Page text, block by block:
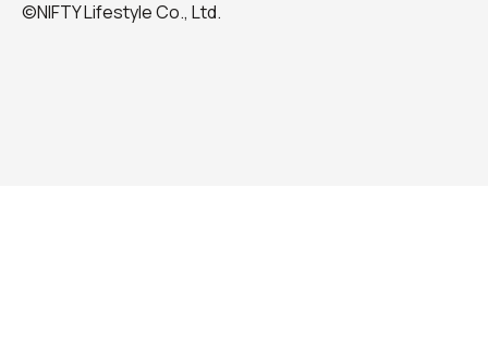
©NIFTY Lifestyle Co., Ltd.